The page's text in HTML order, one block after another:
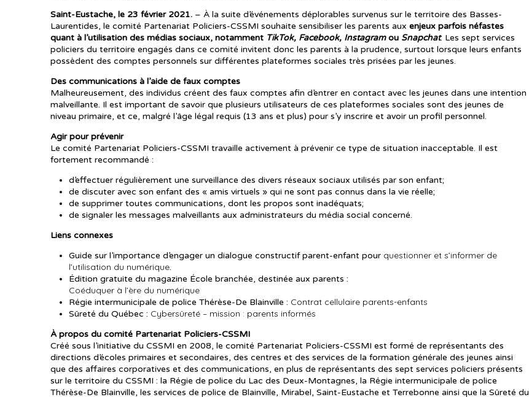
Saint-Eustache, le 23 février 2021. – À la suite d’événements déplorables survenus sur le territoire des Basses-
Laurentides, le comité Partenariat Policiers-CSSMI souhaite sensibiliser les parents aux enjeux parfois néfastes
quant à l’utilisation des médias sociaux, notamment TikTok, Facebook, Instagramou Snapchat. Les sept services
policiers du territoire engagés dans ce comité invitent donc les parents à la prudence, surtout lorsque leurs enfants
possèdent des comptes personnels sur différentes plateformes sociales très prisées par les jeunes.
Des communications à l’aide de faux comptes
Malheureusement, des individus créent des faux comptes afin d’entrer en contact avec les jeunes dans une intention
malveillante. Il est important de savoir que plusieurs utilisateurs de ces plateformes sociales sont des jeunes de
niveau primaire, et ce, malgré l’âge légal requis (13 ans et plus) pour s’y inscrire et avoir un profil personnel.
Agir pour prévenir
Le comité Partenariat Policiers-CSSMI travaille activement à prévenir ce type de situation inacceptable. Il est
fortement recommandé :
d’effectuer régulièrement une surveillance des divers réseaux sociaux utilisés par son enfant;
de discuter avec son enfant des « amis virtuels » qui ne sont pas connus dans la vie réelle;
de supprimer toutes communications, dont les propos sont inadéquats;
de signaler les messages malveillants aux administrateurs du média social concerné.
Liens connexes
Guide sur l’importance d’engager un dialogue constructif parent-enfant pour questionner et s’informer de
l’utilisation du numérique.
Édition gratuite du magazine École branchée, destinée aux parents :
Coéduquer à l’ère du numérique
Régie intermunicipale de police Thérèse-De Blainville : Contrat cellulaire parents-enfants
Sûreté du Québec : Cybersûreté – mission : parents informés
À propos du comité Partenariat Policiers-CSSMI
Créé sous l’initiative du CSSMI en 2008, le comité Partenariat Policiers-CSSMI est formé de représentants des
directions d’écoles primaires et secondaires, des centres et des services de la formation générale des jeunes ainsi
que des affaires corporatives et des communications, en plus de représentants des sept services policiers présents
sur le territoire du CSSMI : la Régie de police du Lac des Deux-Montagnes, la Régie intermunicipale de police
Thérèse-De Blainville, les services de police de Blainville, Mirabel, Saint-Eustache et Terrebonne ainsi que la Sûreté du